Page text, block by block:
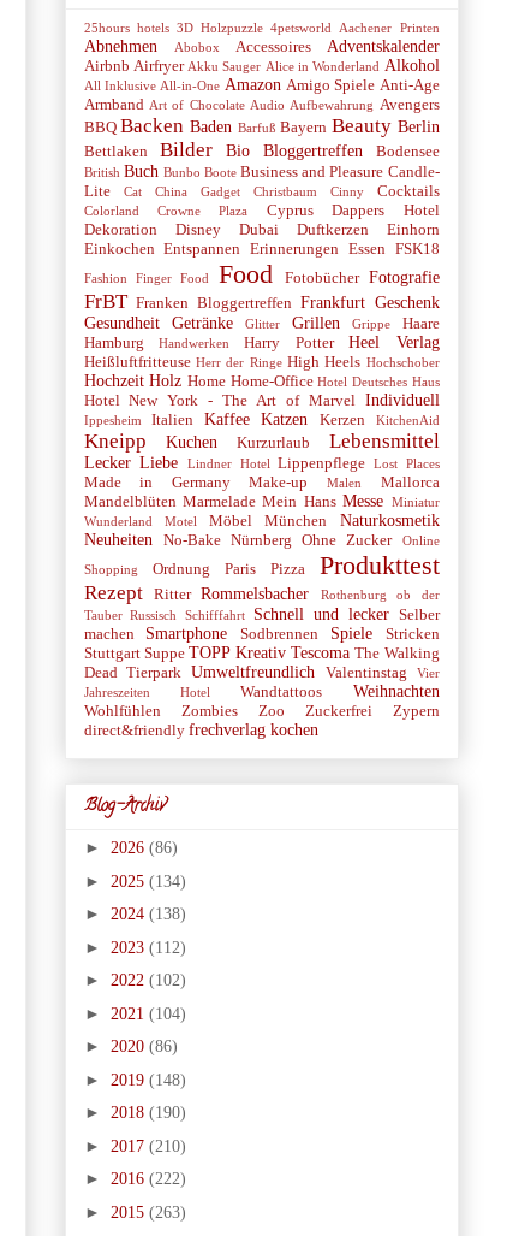
25hours hotels 3D Holzpuzzle 4petsworld Aachener Printen
Abnehmen Abobox Accessoires Adventskalender
Airbnb Airfryer Akku Sauger Alice in Wonderland Alkohol
All Inklusive All-in-One Amazon Amigo Spiele Anti-Age
Armband Art of Chocolate Audio Aufbewahrung Avengers
BBQ Backen Baden Barfuß Bayern Beauty Berlin
Bettlaken Bilder Bio Bloggertreffen Bodensee
British Buch Bunbo Boote Business and Pleasure Candle-
Lite
Cat China Gadget Christbaum Cinny Cocktails
Colorland Crowne Plaza Cyprus
Dappers Hotel
Dekoration
Disney Dubai Duftkerzen
Einhorn
Einkochen Entspannen Erinnerungen Essen FSK18
Fashion Finger Food Food Fotobücher Fotografie
FrBT Franken Bloggertreffen Frankfurt Geschenk
Gesundheit
Getränke Glitter Grillen Grippe
Haare
Hamburg
Handwerken Harry Potter Heel Verlag
Heißluftfritteuse Herr der Ringe High Heels Hochschober
Hochzeit Holz Home Home-Office Hotel Deutsches Haus
Hotel New York - The Art of Marvel Individuell
Ippesheim Italien Kaffee Katzen Kerzen KitchenAid
Kneipp Kuchen Kurzurlaub Lebensmittel
Lecker Liebe Lindner Hotel Lippenpflege Lost Places
Made in Germany Make-up Malen
Mallorca
Mandelblüten Marmelade Mein Hans Messe Miniatur
Wunderland
Motel Möbel München
Naturkosmetik
Neuheiten
No-Bake Nürnberg Ohne Zucker
Online
Shopping
Ordnung Paris Pizza Produkttest
Rezept Ritter Rommelsbacher
Rothenburg ob der
Tauber Russisch Schifffahrt Schnell und lecker Selber
machen
Smartphone Sodbrennen Spiele
Stricken
Stuttgart Suppe TOPP Kreativ Tescoma The Walking
Dead Tierpark Umweltfreundlich Valentinstag
Vier
Jahreszeiten Hotel
Wandtattoos Weihnachten
Wohlfühlen Zombies Zoo Zuckerfrei
Zypern
direct&friendly frechverlag kochen
Blog-Archiv
► 2026 (86)
► 2025 (134)
► 2024 (138)
► 2023 (112)
► 2022 (102)
► 2021 (104)
► 2020 (86)
► 2019 (148)
► 2018 (190)
► 2017 (210)
► 2016 (222)
► 2015 (263)